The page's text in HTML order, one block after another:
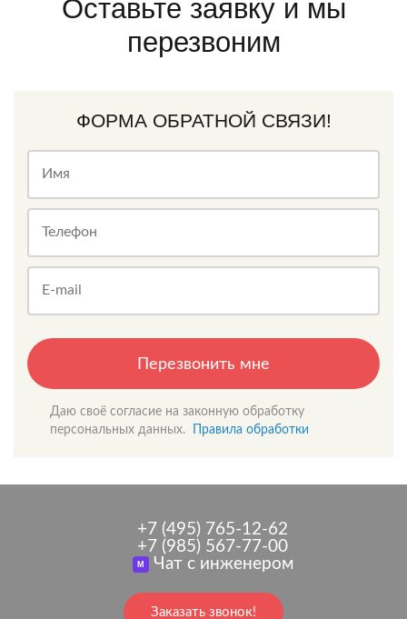
Оставьте заявку и мы
перезвоним
ФОРМА ОБРАТНОЙ СВЯЗИ!
Имя
Телефон
E-mail
Перезвонить мне
Даю своё согласие на законную обработку
персональных данных.
Правила обработки
+7 (495) 765-12-62
+7 (985) 567-77-00
M Чат с инженером
Заказать звонок!